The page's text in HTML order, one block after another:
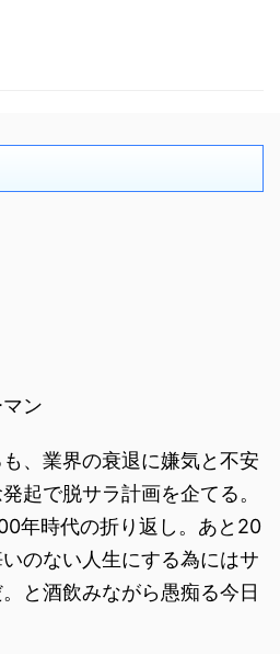
ン
、業界の衰退に嫌気と不安
起で脱サラ計画を企てる。
年時代の折り返し。あと20
のない人生にする為にはサ
と酒飲みながら愚痴る今日